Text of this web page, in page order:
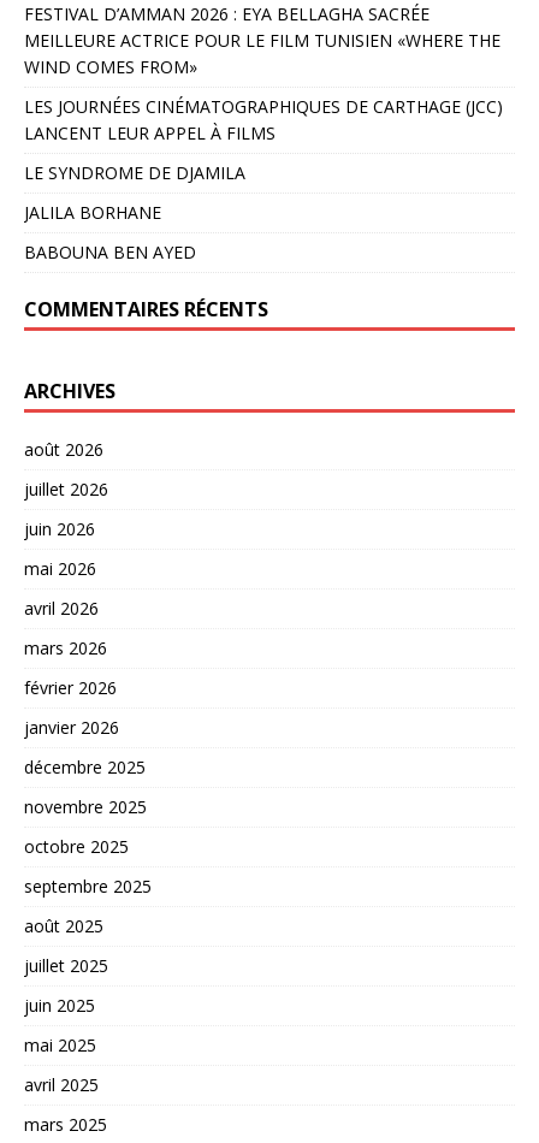
FESTIVAL D’AMMAN 2026 : EYA BELLAGHA SACRÉE
MEILLEURE ACTRICE POUR LE FILM TUNISIEN «WHERE THE
WIND COMES FROM»
LES JOURNÉES CINÉMATOGRAPHIQUES DE CARTHAGE (JCC)
LANCENT LEUR APPEL À FILMS
LE SYNDROME DE DJAMILA
JALILA BORHANE
BABOUNA BEN AYED
COMMENTAIRES RÉCENTS
ARCHIVES
août 2026
juillet 2026
juin 2026
mai 2026
avril 2026
mars 2026
février 2026
janvier 2026
décembre 2025
novembre 2025
octobre 2025
septembre 2025
août 2025
juillet 2025
juin 2025
mai 2025
avril 2025
mars 2025